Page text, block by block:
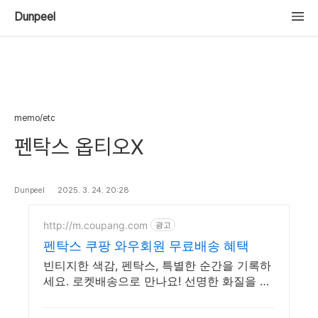
Dunpeel
memo/etc
펜탁스 옵티오X
Dunpeel 2025. 3. 24. 20:28
http://m.coupang.com 광고
펜탁스 쿠팡 와우회원 무료배송 혜택
빈티지한 색감, 펜탁스, 특별한 순간을 기록하
세요. 로켓배송으로 만나요! 선명한 화질을 위